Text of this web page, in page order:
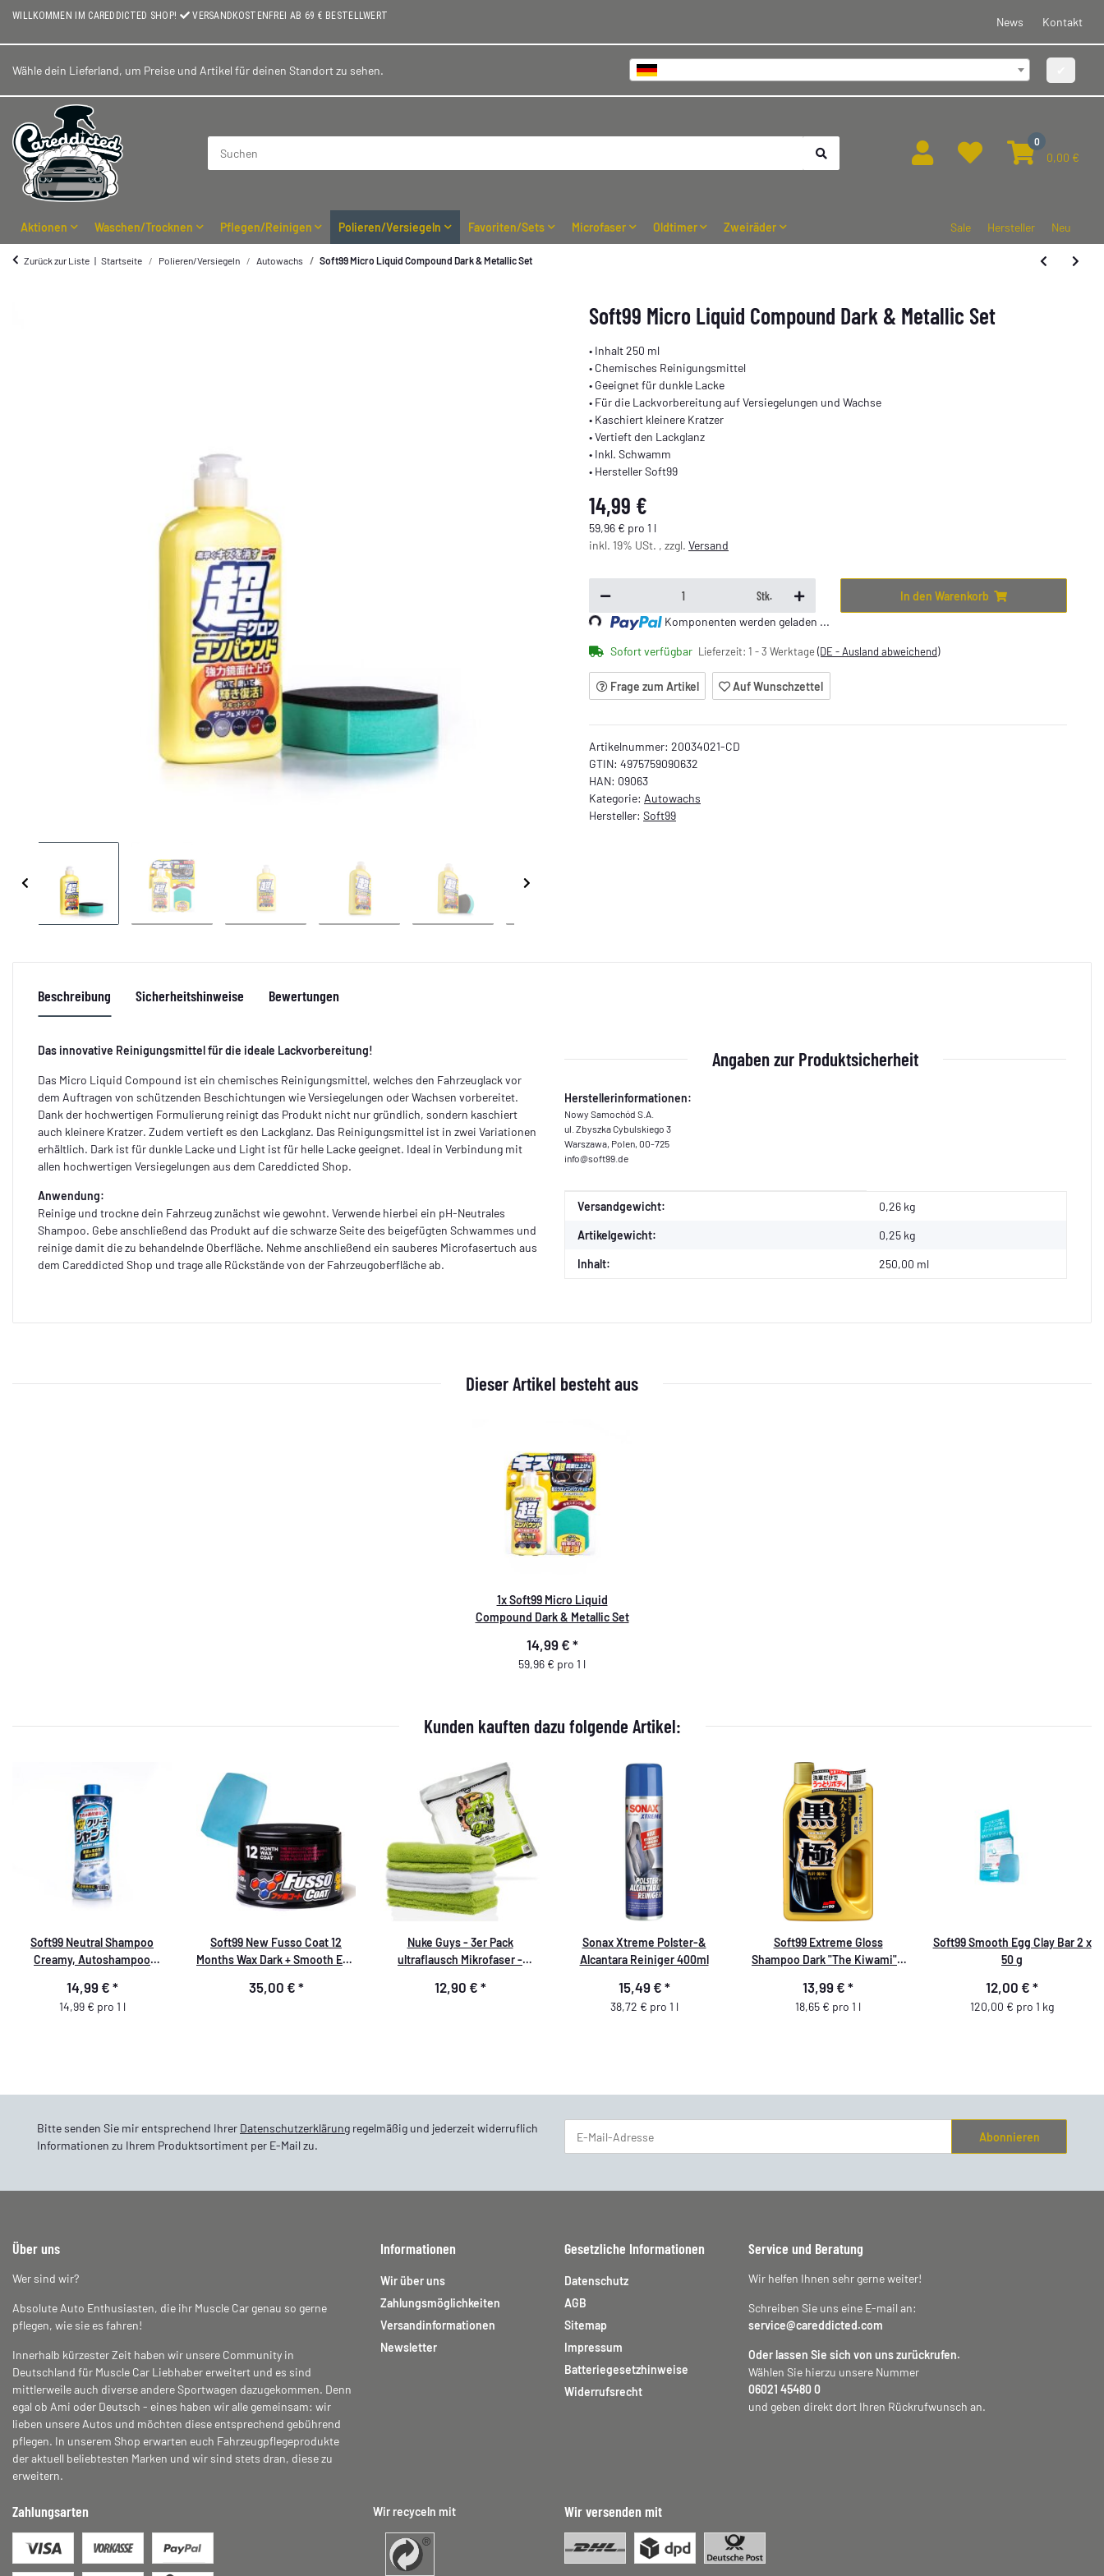
News Kontakt
WILLKOMMEN IM CAREDDICTED SHOP! VERSANDKOSTENFREI AB 69 € BESTELLWERT
Wähle dein Lieferland, um Preise und Artikel für deinen Standort zu sehen.
0
0,00 €
Aktionen Waschen/Trocknen Pflegen/Reinigen Polieren/Versiegeln Favoriten/Sets Microfaser Oldtimer Zweiräder Sale Hersteller Neu
Zurück zur Liste Startseite Polieren/Versiegeln Autowachs Soft99 Micro Liquid Compound Dark & Metallic Set
Soft99 Micro Liquid Compound Dark & Metallic Set
• Inhalt 250 ml
• Chemisches Reinigungsmittel
• Geeignet für dunkle Lacke
• Für die Lackvorbereitung auf Versiegelungen und Wachse
• Kaschiert kleinere Kratzer
• Vertieft den Lackglanz
• Inkl. Schwamm
• Hersteller Soft99
14,99 €
59,96 € pro 1 l
inkl. 19% USt. , zzgl. Versand
Stk. In den Warenkorb
Loading... Komponenten werden geladen ...
Sofort verfügbar Lieferzeit: 1 - 3 Werktage (DE - Ausland abweichend)
Frage zum Artikel Auf Wunschzettel
Artikelnummer: 20034021-CD
GTIN: 4975759090632
HAN: 09063
Kategorie: Autowachs
Hersteller: Soft99
Beschreibung Sicherheitshinweise Bewertungen
Das innovative Reinigungsmittel für die ideale Lackvorbereitung!
Das Micro Liquid Compound ist ein chemisches Reinigungsmittel, welches den Fahrzeuglack vor
dem Auftragen von schützenden Beschichtungen wie Versiegelungen oder Wachsen vorbereitet.
Dank der hochwertigen Formulierung reinigt das Produkt nicht nur gründlich, sondern kaschiert
auch kleinere Kratzer. Zudem vertieft es den Lackglanz. Das Reinigungsmittel ist in zwei Variationen
erhältlich. Dark ist für dunkle Lacke und Light ist für helle Lacke geeignet. Ideal in Verbindung mit
allen hochwertigen Versiegelungen aus dem Careddicted Shop.
Anwendung:
Reinige und trockne dein Fahrzeug zunächst wie gewohnt. Verwende hierbei ein pH-Neutrales
Shampoo. Gebe anschließend das Produkt auf die schwarze Seite des beigefügten Schwammes und
reinige damit die zu behandelnde Oberfläche. Nehme anschließend ein sauberes Microfasertuch aus
dem Careddicted Shop und trage alle Rückstände von der Fahrzeugoberfläche ab.
Angaben zur Produktsicherheit
Herstellerinformationen:
Nowy Samochód S.A.
ul. Zbyszka Cybulskiego 3
Warszawa, Polen, 00-725
info@soft99.de
Produkteigenschaft
Wert
Versandgewicht: 0,26 kg
Artikelgewicht: 0,25 kg
Inhalt: 250,00 ml
Dieser Artikel besteht aus
1xSoft99 Micro Liquid
Compound Dark & Metallic Set
14,99 € *
59,96 € pro 1 l
Kunden kauften dazu folgende Artikel:
Soft99 Neutral Shampoo
Creamy, Autoshampoo
Pfefferminz Duft, 1 l
14,99 € *
14,99 € pro 1 l
Soft99 New Fusso Coat 12
Months Wax Dark + Smooth Egg
35,00 € *
Nuke Guys - 3er Pack
ultraflausch Mikrofaser -
12,90 € *
Sonax Xtreme Polster-&
Alcantara Reiniger 400ml
15,49 € *
38,72 € pro 1 l
Soft99 Extreme Gloss
Shampoo Dark "The Kiwami" -
13,99 € *
18,65 € pro 1 l
Soft99 Smooth Egg Clay Bar 2 x
50 g
12,00 € *
120,00 € pro 1 kg
Bitte senden Sie mir entsprechend Ihrer Datenschutzerklärung regelmäßig und jederzeit widerruflich
Informationen zu Ihrem Produktsortiment per E-Mail zu.
Abonnieren
Über uns
Wer sind wir?
Absolute Auto Enthusiasten, die ihr Muscle Car genau so gerne
pflegen, wie sie es fahren!
Innerhalb kürzester Zeit haben wir unsere Community in
Deutschland für Muscle Car Liebhaber erweitert und es sind
mittlerweile auch diverse andere Sportwagen dazugekommen. Denn
egal ob Ami oder Deutsch - eines haben wir alle gemeinsam: wir
lieben unsere Autos und möchten diese entsprechend gebührend
pflegen. In unserem Shop erwarten euch Fahrzeugpflegeprodukte
der aktuell beliebtesten Marken und wir sind stets dran, diese zu
erweitern.
Informationen
Wir über uns
Zahlungsmöglichkeiten
Versandinformationen
Newsletter
Gesetzliche Informationen
Datenschutz
AGB
Sitemap
Impressum
Batteriegesetzhinweise
Widerrufsrecht
Service und Beratung
Wir helfen Ihnen sehr gerne weiter!
Schreiben Sie uns eine E-mail an:
service@careddicted.com
Oder lassen Sie sich von uns zurückrufen.
Wählen Sie hierzu unsere Nummer
06021 45480 0
und geben direkt dort Ihren Rückrufwunsch an.
Zahlungsarten Wir recyceln mit Wir versenden mit